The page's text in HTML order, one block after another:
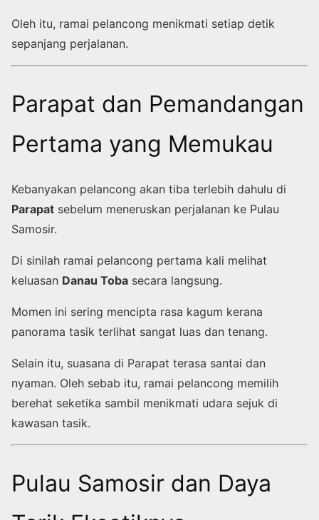
Oleh itu, ramai pelancong menikmati setiap detik
sepanjang perjalanan.
Parapat dan Pemandangan
Pertama yang Memukau
Kebanyakan pelancong akan tiba terlebih dahulu di
Parapat sebelum meneruskan perjalanan ke Pulau
Samosir.
Di sinilah ramai pelancong pertama kali melihat
keluasan Danau Toba secara langsung.
Momen ini sering mencipta rasa kagum kerana
panorama tasik terlihat sangat luas dan tenang.
Selain itu, suasana di Parapat terasa santai dan
nyaman. Oleh sebab itu, ramai pelancong memilih
berehat seketika sambil menikmati udara sejuk di
kawasan tasik.
Pulau Samosir dan Daya